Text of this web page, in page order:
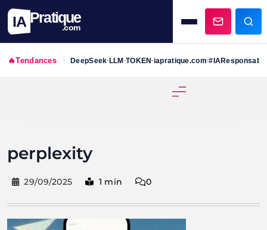
IA Pratique
.com
🔥Tendances DeepSeek•LLM•TOKEN•iapratique.com•#IAResponsable
perplexity
29/09/2025 1 min 0